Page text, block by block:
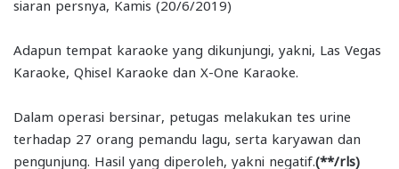
siaran persnya, Kamis (20/6/2019)
Adapun tempat karaoke yang dikunjungi, yakni, Las Vegas
Karaoke, Qhisel Karaoke dan X-One Karaoke.
Dalam operasi bersinar, petugas melakukan tes urine
terhadap 27 orang pemandu lagu, serta karyawan dan
pengunjung. Hasil yang diperoleh, yakni negatif.(**/rls)